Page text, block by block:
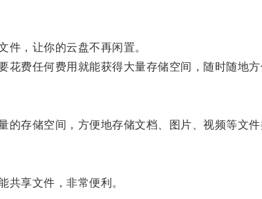
，让你的云盘不再闲置。
费任何费用就能获得大量存储空间，随时随地方
存储空间，方便地存储文档、图片、视频等文件
享文件，非常便利。